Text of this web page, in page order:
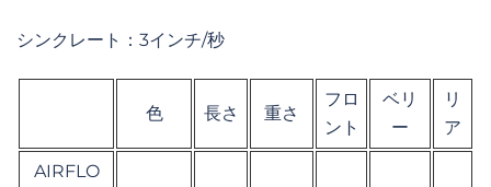
シンクレート：3インチ/秒
色 長さ 重さ
フロ
ント
ベリ
ー
リ
ア
AIRFLO